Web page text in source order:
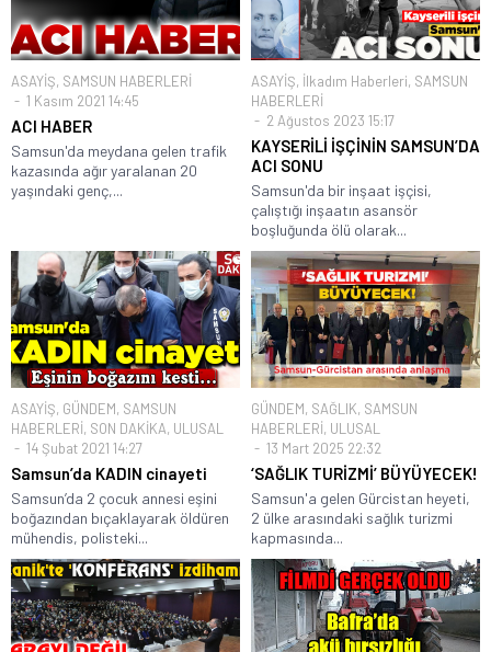
ASAYİŞ, SAMSUN HABERLERİ
1 Kasım 2021 14:45
ACI HABER
Samsun'da meydana gelen trafik
kazasında ağır yaralanan 20
yaşındaki genç,...
ASAYİŞ, İlkadım Haberleri, SAMSUN
HABERLERİ
2 Ağustos 2023 15:17
KAYSERİLİ İŞÇİNİN SAMSUN’DA
ACI SONU
Samsun'da bir inşaat işçisi,
çalıştığı inşaatın asansör
boşluğunda ölü olarak...
ASAYİŞ, GÜNDEM, SAMSUN
HABERLERİ, SON DAKİKA, ULUSAL
14 Şubat 2021 14:27
Samsun’da KADIN cinayeti
Samsun’da 2 çocuk annesi eşini
boğazından bıçaklayarak öldüren
mühendis, polisteki...
GÜNDEM, SAĞLIK, SAMSUN
HABERLERİ, ULUSAL
13 Mart 2025 22:32
‘SAĞLIK TURİZMİ’ BÜYÜYECEK!
Samsun'a gelen Gürcistan heyeti,
2 ülke arasındaki sağlık turizmi
kapmasında...